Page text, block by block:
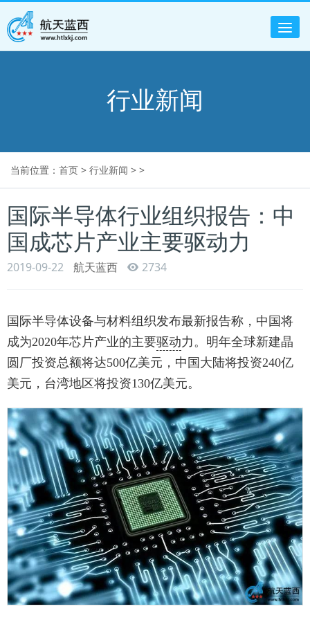
行业新闻
当前位置： 首页 > 行业新闻 > >
国际半导体行业组织报告：中
国成芯片产业主要驱动力
2019-09-22 航天蓝西 2734
国际半导体设备与材料组织发布最新报告称，中国将
成为2020年芯片产业的主要驱动力。明年全球新建晶
圆厂投资总额将达500亿美元，中国大陆将投资240亿
美元，台湾地区将投资130亿美元。